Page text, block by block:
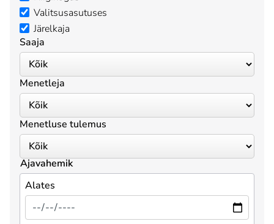
Valitsusasutuses
Järelkaja
Saaja
Menetleja
Menetluse tulemus
Ajavahemik
Alates